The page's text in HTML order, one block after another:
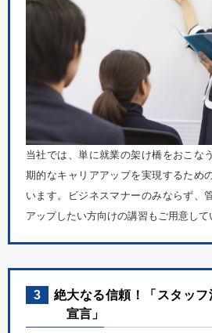
当社では、単に就業の架け橋をおこな
期的なキャリアアップを実現するため
います。ビジネスマナーのみならず、
アップしたい方向けの講習もご用意して
3
絶大なる信頼！「スタッ
宣言」